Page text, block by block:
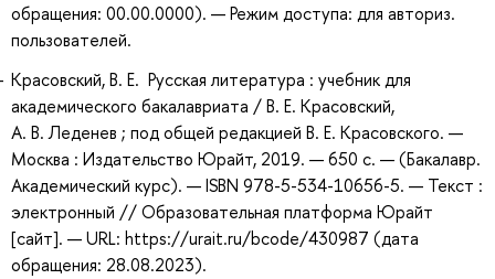
обращения: 00.00.0000). — Режим доступа: для авториз.
пользователей.
Красовский, В. Е. Русская литература : учебник для
академического бакалавриата / В. Е. Красовский,
А. В. Леденев ; под общей редакцией В. Е. Красовского. —
Москва : Издательство Юрайт, 2019. — 650 с. — (Бакалавр.
Академический курс). — ISBN 978-5-534-10656-5. — Текст :
электронный // Образовательная платформа Юрайт
[сайт]. — URL: https://urait.ru/bcode/430987 (дата
обращения: 28.08.2023).